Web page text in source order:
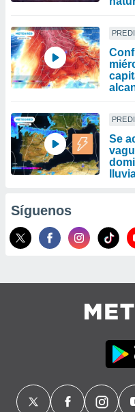
Se
Síguenos